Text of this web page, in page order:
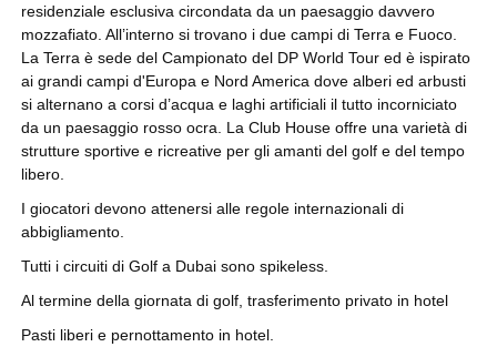
residenziale esclusiva circondata da un paesaggio davvero
mozzafiato. All’interno si trovano i due campi di Terra e Fuoco.
La Terra è sede del Campionato del DP World Tour ed è ispirato
ai grandi campi d'Europa e Nord America dove alberi ed arbusti
si alternano a corsi d’acqua e laghi artificiali il tutto incorniciato
da un paesaggio rosso ocra. La Club House offre una varietà di
strutture sportive e ricreative per gli amanti del golf e del tempo
libero.
I giocatori devono attenersi alle regole internazionali di
abbigliamento.
Tutti i circuiti di Golf a Dubai sono spikeless.
Al termine della giornata di golf, trasferimento privato in hotel
Pasti liberi e pernottamento in hotel.